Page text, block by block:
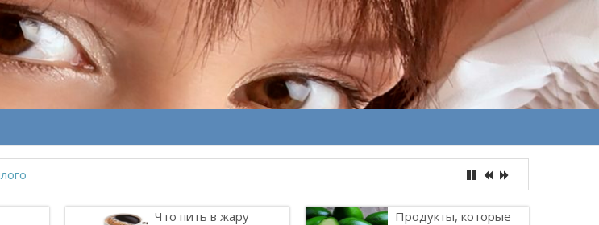
Что пить в жару
Продукты, которые